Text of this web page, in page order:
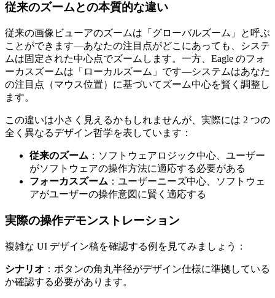
従来のズームとの本質的な違い
従来の画像ビューアのズームは「グローバルズーム」と呼ぶ
ことができます—あなたの注目点がどこにあっても、システ
ムは固定された中心点でズームします。一方、Eagle のフォ
ーカスズームは「ローカルズーム」です—システムはあなた
の注目点（マウス位置）に基づいてズーム中心を賢く調整し
ます。
この違いは小さく見えるかもしれませんが、実際には 2 つの
全く異なるデザイン哲学を表しています：
従来のズーム ：ソフトウェアロジック中心、ユーザー
がソフトウェアの操作方法に適応する必要がある
フォーカスズーム ：ユーザーニーズ中心、ソフトウェ
アがユーザーの操作意図に賢く適応する
実際の操作デモンストレーション
複雑な UI デザイン稿を確認する例を見てみましょう：
シナリオ ：ボタンの角丸半径がデザイン仕様に準拠している
か確認する必要があります。